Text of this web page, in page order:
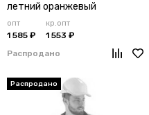
летний оранжевый
опт
1 585 ₽
кр.опт
1 553 ₽
Распродано